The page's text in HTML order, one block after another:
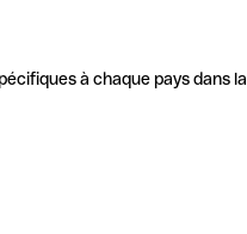
à chaque pays dans la